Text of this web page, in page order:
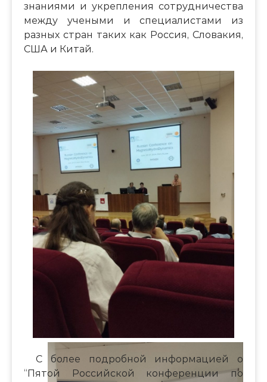
знаниями и укрепления сотрудничества
между учеными и специалистами из
разных стран таких как Россия, Словакия,
США и Китай.
С более подробной информацией о
“Пятой Российской конференции по